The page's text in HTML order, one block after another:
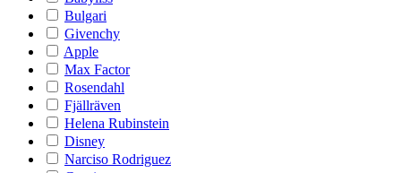
Bulgari
Givenchy
Apple
Max Factor
Rosendahl
Fjällräven
Helena Rubinstein
Disney
Narciso Rodriguez